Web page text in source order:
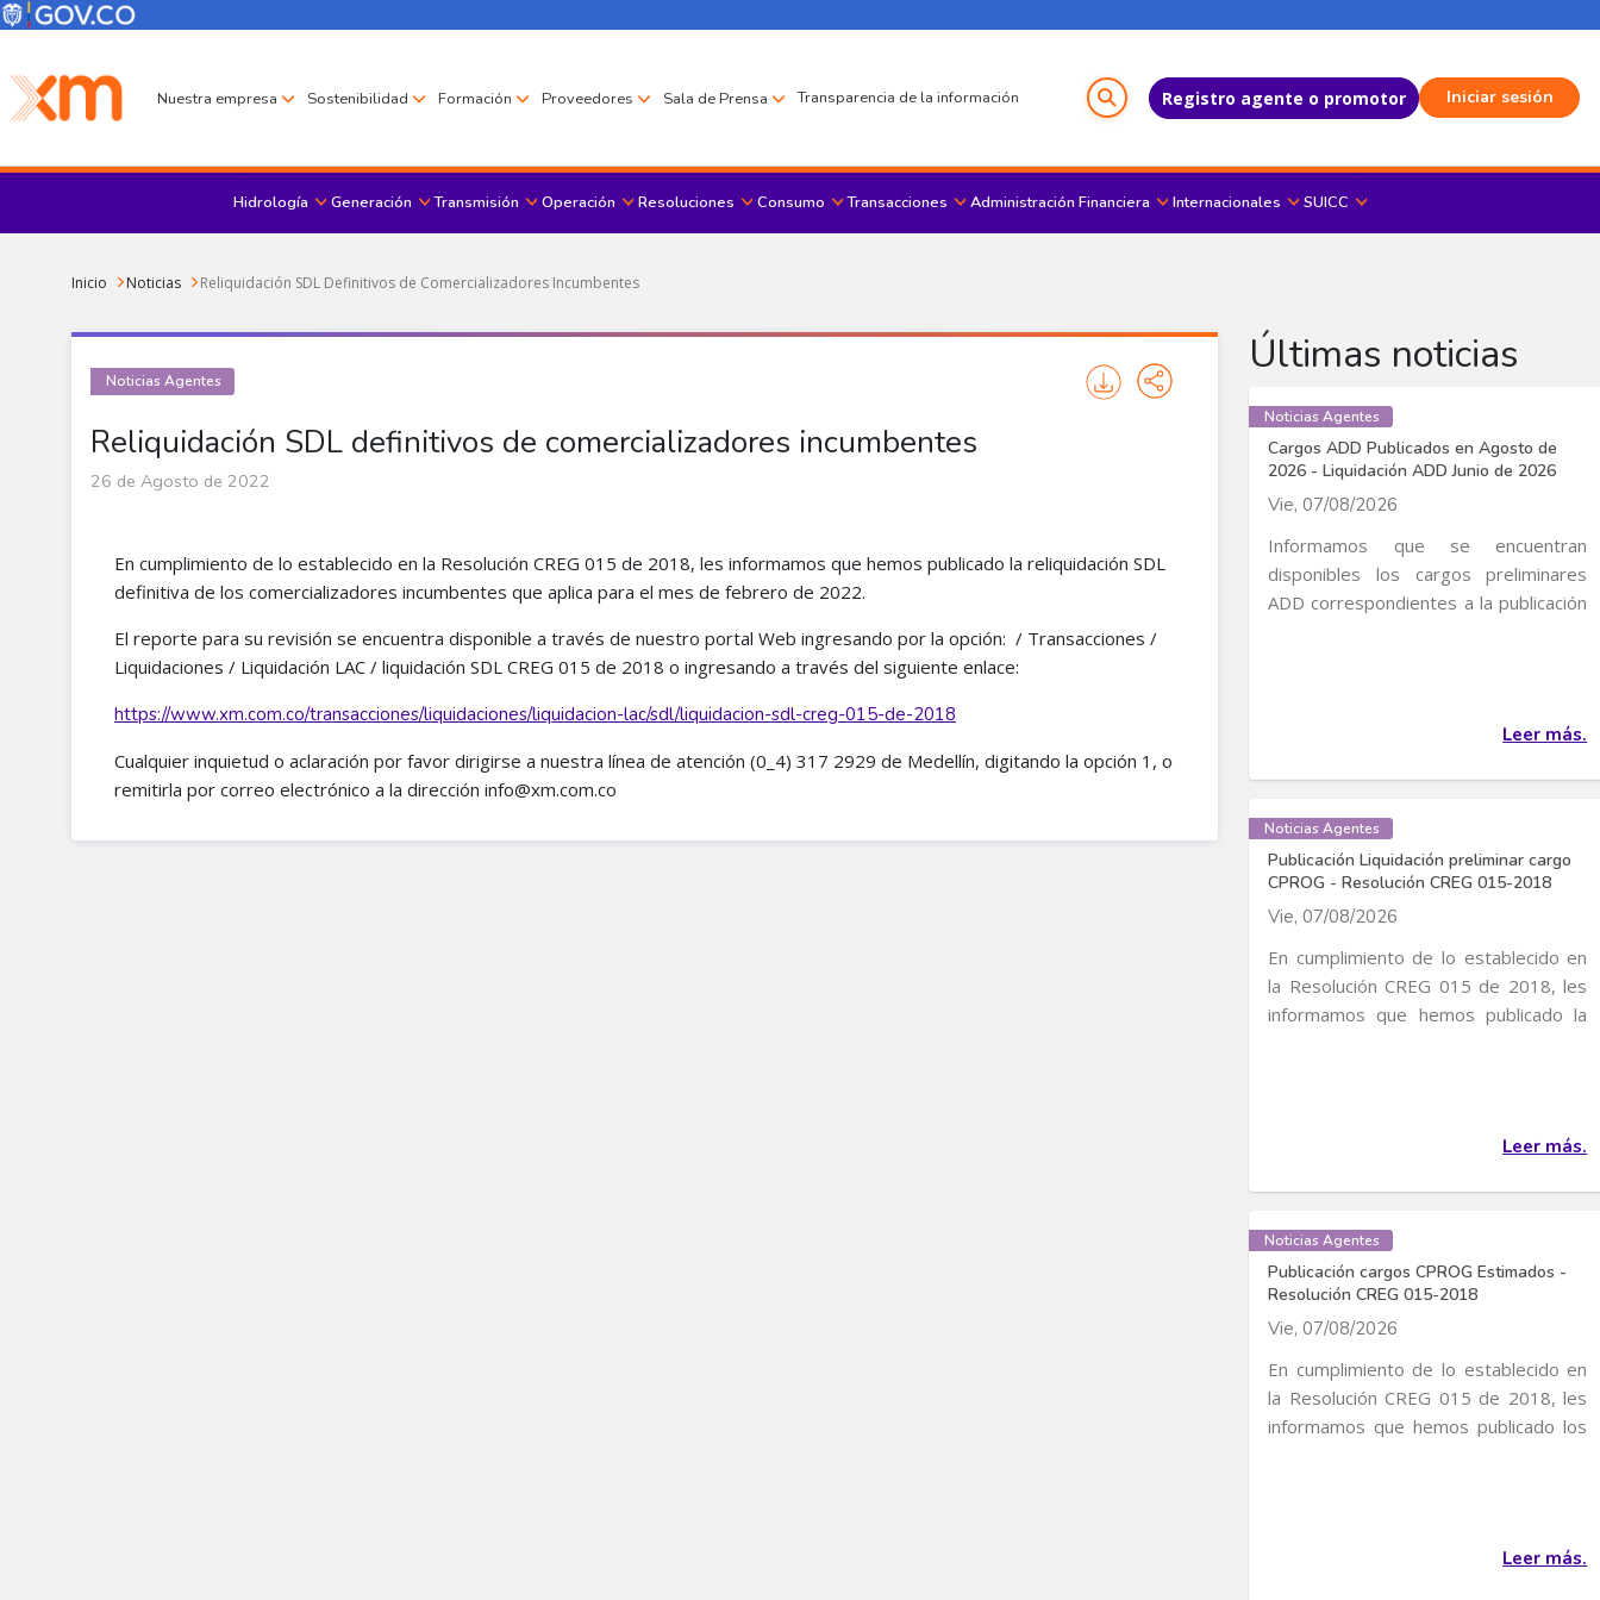
Pasar al contenido principal
Menú Corporativo
Menú de encabezado
Nuestra empresa Sostenibilidad Formación Proveedores Sala de Prensa Transparencia de la información Registro agente o promotor Iniciar sesión
Menu principal
Hidrología Generación Transmisión Operación Resoluciones Consumo Transacciones Administración Financiera Internacionales SUICC
Sobrescribir enlaces de ayuda a la navegación
Inicio Noticias Reliquidación SDL Definitivos de Comercializadores Incumbentes
Reliquidación SDL definitivos de comercializadores incumbentes
Noticias Agentes
26 de Agosto de 2022
En cumplimiento de lo establecido en la Resolución CREG 015 de 2018, les informamos que hemos publicado la reliquidación SDL
definitiva de los comercializadores incumbentes que aplica para el mes de febrero de 2022.
El reporte para su revisión se encuentra disponible a través de nuestro portal Web ingresando por la opción: / Transacciones /
Liquidaciones / Liquidación LAC / liquidación SDL CREG 015 de 2018 o ingresando a través del siguiente enlace:
https://www.xm.com.co/transacciones/liquidaciones/liquidacion-lac/sdl/liquidacion-sdl-creg-015-de-2018
Cualquier inquietud o aclaración por favor dirigirse a nuestra línea de atención (0_4) 317 2929 de Medellín, digitando la opción 1, o
remitirla por correo electrónico a la dirección info@xm.com.co​​​
Últimas noticias
Noticias Agentes
Cargos ADD Publicados en Agosto de
2026 - Liquidación ADD Junio de 2026
Vie, 07/08/2026
Informamos que se encuentran
disponibles los cargos preliminares
ADD correspondientes a la publicación
Leer más.
Noticias Agentes
Publicación Liquidación preliminar cargo
CPROG - Resolución CREG 015-2018
Vie, 07/08/2026
En cumplimiento de lo establecido en
la Resolución CREG 015 de 2018, les
informamos que hemos publicado la
Leer más.
Noticias Agentes
Publicación cargos CPROG Estimados -
Resolución CREG 015-2018
Vie, 07/08/2026
En cumplimiento de lo establecido en
la Resolución CREG 015 de 2018, les
informamos que hemos publicado los
Leer más.